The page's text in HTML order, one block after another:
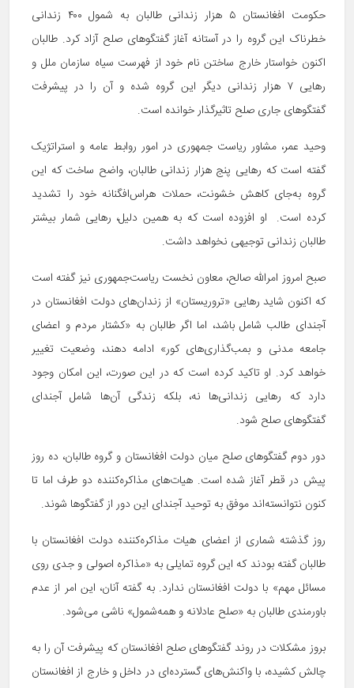
حکومت افغانستان ۵ هزار زندانی طالبان به شمول ۴۰۰ زندانی
خطرناک این گروه را در آستانه آغاز گفتگوهای صلح آزاد کرد. طالبان
اکنون خواستار خارج ساختن نام خود از فهرست سیاه سازمان ملل و
رهایی ۷ هزار زندانی دیگر این گروه شده و آن را در پیشرفت
گفتگوهای جاری صلح تاثیرگذار خوانده است.
وحید عمر، مشاور ریاست جمهوری در امور روابط عامه و استراتژیک
گفته است که رهایی پنج هزار زندانی طالبان، واضح ساخت که این
گروه به‌جای کاهش خشونت، حملات هراس‌افگنانه خود را تشدید
کرده است. او افزوده است که به همین دلیل، رهایی شمار بیشتر
طالبان زندانی توجیهی نخواهد داشت.
صبح امروز امرالله صالح، معاون نخست ریاست‌جمهوری نیز گفته است
که اکنون شاید رهایی «تروریستان» از زندان‌های دولت افغانستان در
آجندای طالب شامل باشد، اما اگر طالبان به «کشتار مردم و اعضای
جامعه مدنی و بمب‌گذاری‌های کور» ادامه دهند، وضعیت تغییر
خواهد کرد. او تاکید کرده است که در این صورت، این امکان وجود
دارد که رهایی زندانی‌ها نه، بلکه زندگی آن‌ها شامل آجندای
گفتگوهای صلح شود.
دور دوم گفتگوهای صلح میان دولت افغانستان و گروه طالبان، ده روز
پیش در قطر آغاز شده است. هیات‌های مذاکره‌کننده دو طرف اما تا
کنون نتوانسته‌اند موفق به توحید آجندای این دور از گفتگوها شوند.
روز گذشته شماری از اعضای هیات مذاکره‌کننده دولت افغانستان با
طالبان گفته بودند که این گروه تمایلی به «مذاکره اصولی و جدی روی
مسائل مهم» با دولت افغانستان ندارد. به گفته آنان، این امر از عدم
باورمندی طالبان به «صلح عادلانه و همه‌شمول» ناشی می‌شود.
بروز مشکلات در روند گفتگوهای صلح افغانستان که پیشرفت آن را به
چالش کشیده، با واکنش‌های گسترده‌ای در داخل و خارج از افغانستان